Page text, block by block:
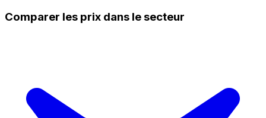
Comparer les prix dans le secteur